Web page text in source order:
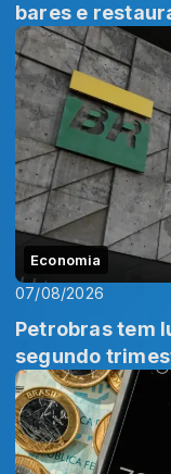
bares e
Economia
07/08/2026
Petrobras tem
segundo